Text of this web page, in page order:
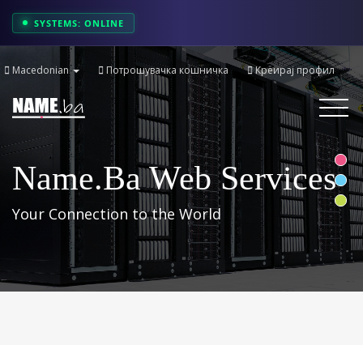
SYSTEMS: ONLINE
Macedonian Потрошувачка кошничка Креирај профил
Toggle
Name.ba Web Services
Your Connection to the World